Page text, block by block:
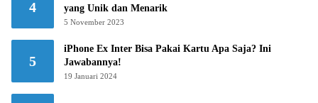
4
yang Unik dan Menarik
5 November 2023
5
iPhone Ex Inter Bisa Pakai Kartu Apa Saja? Ini
Jawabannya!
19 Januari 2024